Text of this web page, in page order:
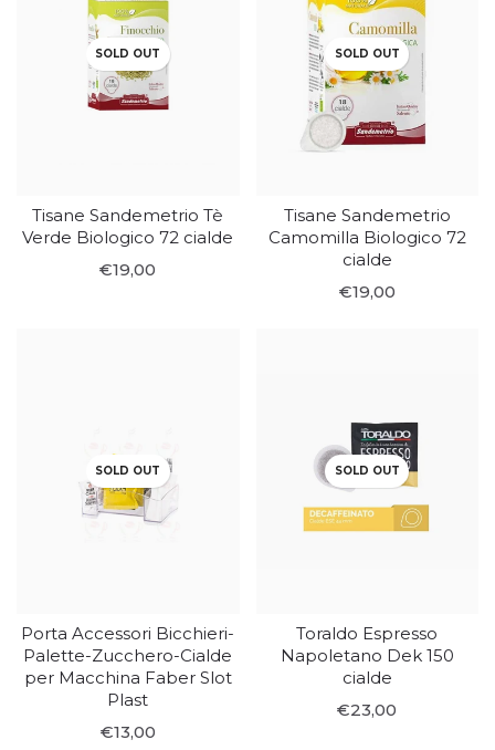
SOLD OUT
Tisane Sandemetrio Tè
Verde Biologico 72 cialde
€19,00
SOLD OUT
Tisane Sandemetrio
Camomilla Biologico 72
cialde
€19,00
SOLD OUT
Porta Accessori Bicchieri-
Palette-Zucchero-Cialde
per Macchina Faber Slot
Plast
€13,00
SOLD OUT
Toraldo Espresso
Napoletano Dek 150
cialde
€23,00